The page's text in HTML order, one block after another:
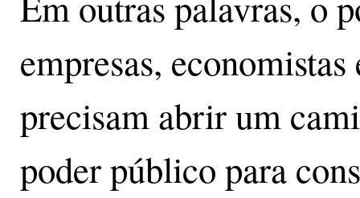
empresas,
precisam abrir um
poder público para